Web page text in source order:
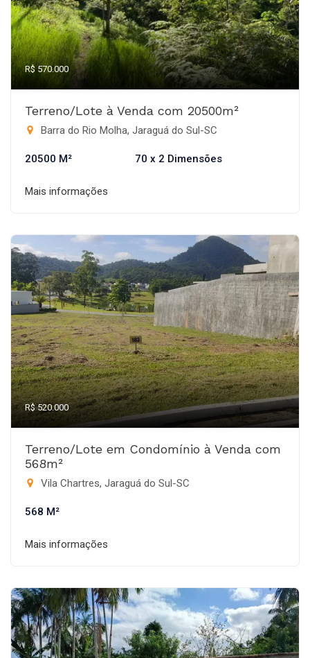
R$ 570.000
Terreno/Lote à Venda com 20500m²
Barra do Rio Molha, Jaraguá do Sul-SC
20500 M² 70 x 2 Dimensões
Mais informações
R$ 520.000
Terreno/Lote em Condomínio à Venda com
568m²
Vila Chartres, Jaraguá do Sul-SC
568 M²
Mais informações